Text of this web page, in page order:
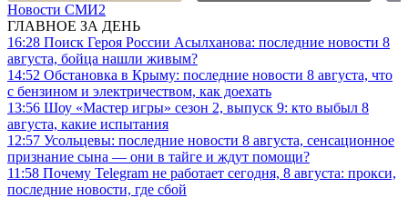
Новости СМИ2
ГЛАВНОЕ ЗА ДЕНЬ
16:28 Поиск Героя России Асылханова: последние новости 8
августа, бойца нашли живым?
14:52 Обстановка в Крыму: последние новости 8 августа, что
с бензином и электричеством, как доехать
13:56 Шоу «Мастер игры» сезон 2, выпуск 9: кто выбыл 8
августа, какие испытания
12:57 Усольцевы: последние новости 8 августа, сенсационное
признание сына — они в тайге и ждут помощи?
11:58 Почему Telegram не работает сегодня, 8 августа: прокси,
последние новости, где сбой